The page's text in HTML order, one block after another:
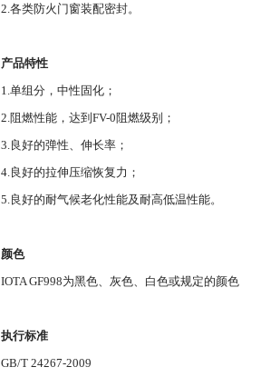
2.各类防火门窗装配密封。
产品特性
1.单组分，中性固化；
2.阻燃性能，达到FV-0阻燃级别；
3.良好的弹性、伸长率；
4.良好的拉伸压缩恢复力；
5.良好的耐气候老化性能及耐高低温性能。
颜色
IOTA GF998为黑色、灰色、白色或规定的颜色
执行标准
GB/T 24267-2009